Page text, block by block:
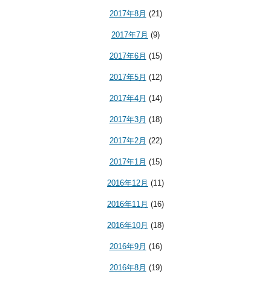
2017年8月 (21)
2017年7月 (9)
2017年6月 (15)
2017年5月 (12)
2017年4月 (14)
2017年3月 (18)
2017年2月 (22)
2017年1月 (15)
2016年12月 (11)
2016年11月 (16)
2016年10月 (18)
2016年9月 (16)
2016年8月 (19)